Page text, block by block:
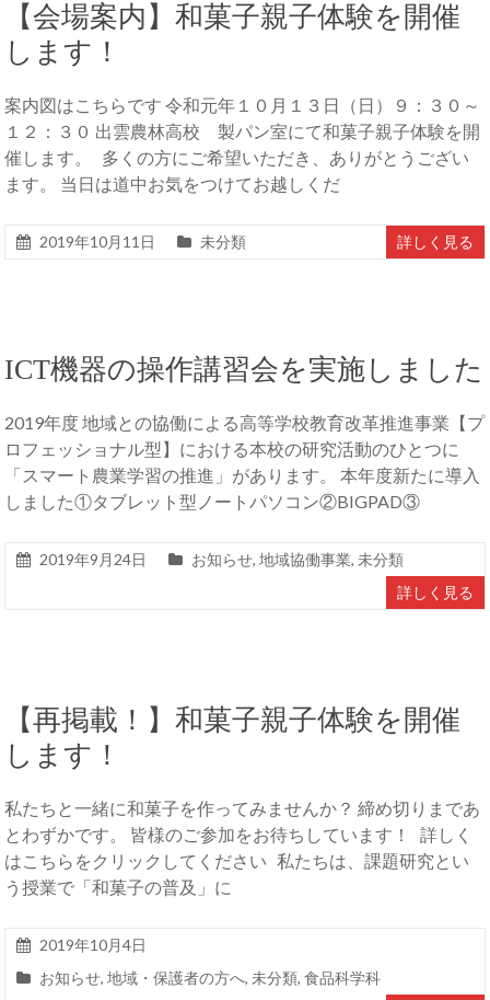
【会場案内】和菓子親子体験を開催
します！
案内図はこちらです 令和元年１０月１３日（日）９：３０～
１２：３０ 出雲農林高校 製パン室にて和菓子親子体験を開
催します。 多くの方にご希望いただき、ありがとうござい
ます。 当日は道中お気をつけてお越しくだ
2019年10月11日 未分類 詳しく見る
ICT機器の操作講習会を実施しました
2019年度 地域との協働による高等学校教育改革推進事業【プ
ロフェッショナル型】における本校の研究活動のひとつに
「スマート農業学習の推進」があります。 本年度新たに導入
しました①タブレット型ノートパソコン②BIGPAD③
2019年9月24日 お知らせ,地域協働事業, 未分類
詳しく見る
【再掲載！】和菓子親子体験を開催
します！
私たちと一緒に和菓子を作ってみませんか？ 締め切りまであ
とわずかです。 皆様のご参加をお待ちしています！ 詳しく
はこちらをクリックしてください 私たちは、課題研究とい
う授業で「和菓子の普及」に
2019年10月4日
お知らせ,地域・保護者の方へ, 未分類,食品科学科